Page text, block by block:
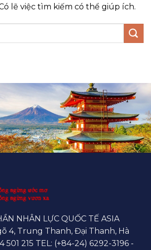
lẽ việc tìm kiếm có thể giúp ích.
NHÂN LỰC QUỐC TẾ ASIA
4, Trung Thanh, Đại Thanh, Hà
501 215 TEL: (+84-24) 6292-3196 -